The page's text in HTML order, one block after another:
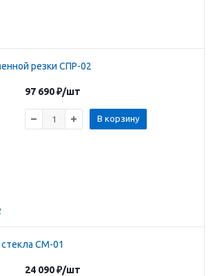
резки СПР-02
97 690₽/шт
В корзину
СМ-01
24 090₽/шт